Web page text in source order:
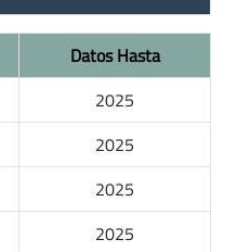
Datos Hasta
2025
2025
2025
2025